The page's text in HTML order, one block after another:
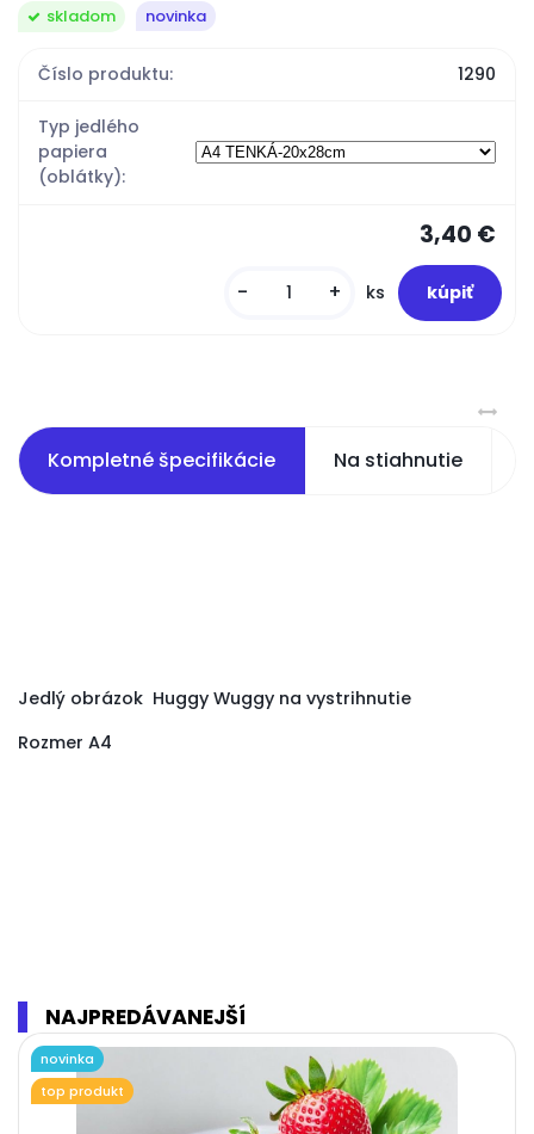
skladom novinka
Číslo produktu: 1290
Typ jedlého
papiera
(oblátky):
3,40 €
- + ks
Kompletné špecifikácie Na stiahnutie
Jedlý obrázok Huggy Wuggy na vystrihnutie
Rozmer A4
NAJPREDÁVANEJŠÍ
novinka
top produkt